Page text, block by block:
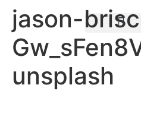
jason-
unsplash